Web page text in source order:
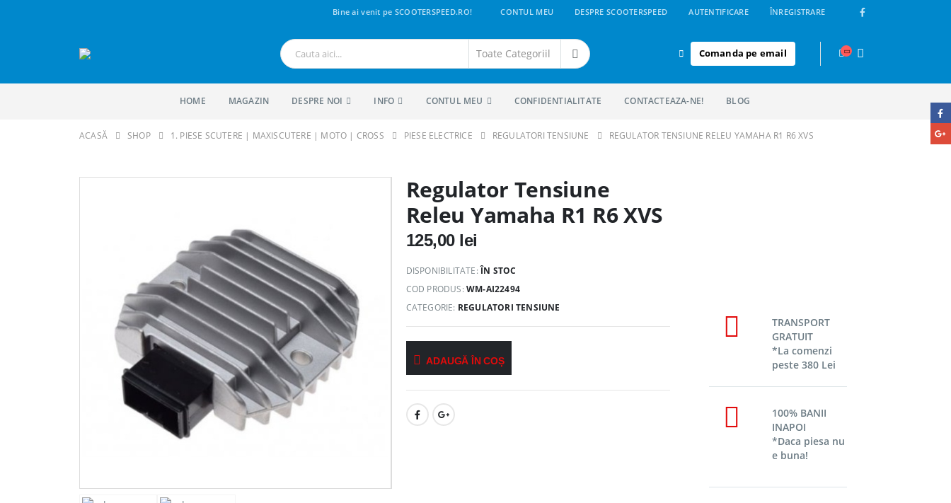
Bine ai venit pe SCOOTERSPEED.RO! CONTUL MEU DESPRE SCOOTERSPEED AUTENTIFICARE ÎNREGISTRARE
Comanda pe email
HOME MAGAZIN DESPRE NOI INFO CONTUL MEU CONFIDENTIALITATE CONTACTEAZA-NE! BLOG
ACASĂ SHOP 1. PIESE SCUTERE | MAXISCUTERE | MOTO | CROSS PIESE ELECTRICE REGULATORI TENSIUNE REGULATOR TENSIUNE RELEU YAMAHA R1 R6 XVS
Regulator Tensiune
Releu Yamaha R1 R6 XVS
125,00 lei
DISPONIBILITATE:ÎN STOC
COD PRODUS:WM-AI22494
CATEGORIE: REGULATORI TENSIUNE
ADAUGĂ ÎN COȘ
TRANSPORT
GRATUIT
*La comenzi
peste 380 Lei
100% BANII
INAPOI
*Daca piesa nu
e buna!